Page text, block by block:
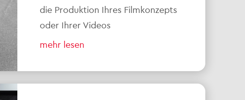
die Produktion Ihres Filmkonzepts
oder Ihrer Videos
mehr lesen